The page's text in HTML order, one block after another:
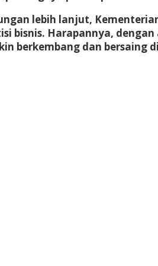
lebih lanjut,
bisnis. Harapannya,
berkembang dan bersaing